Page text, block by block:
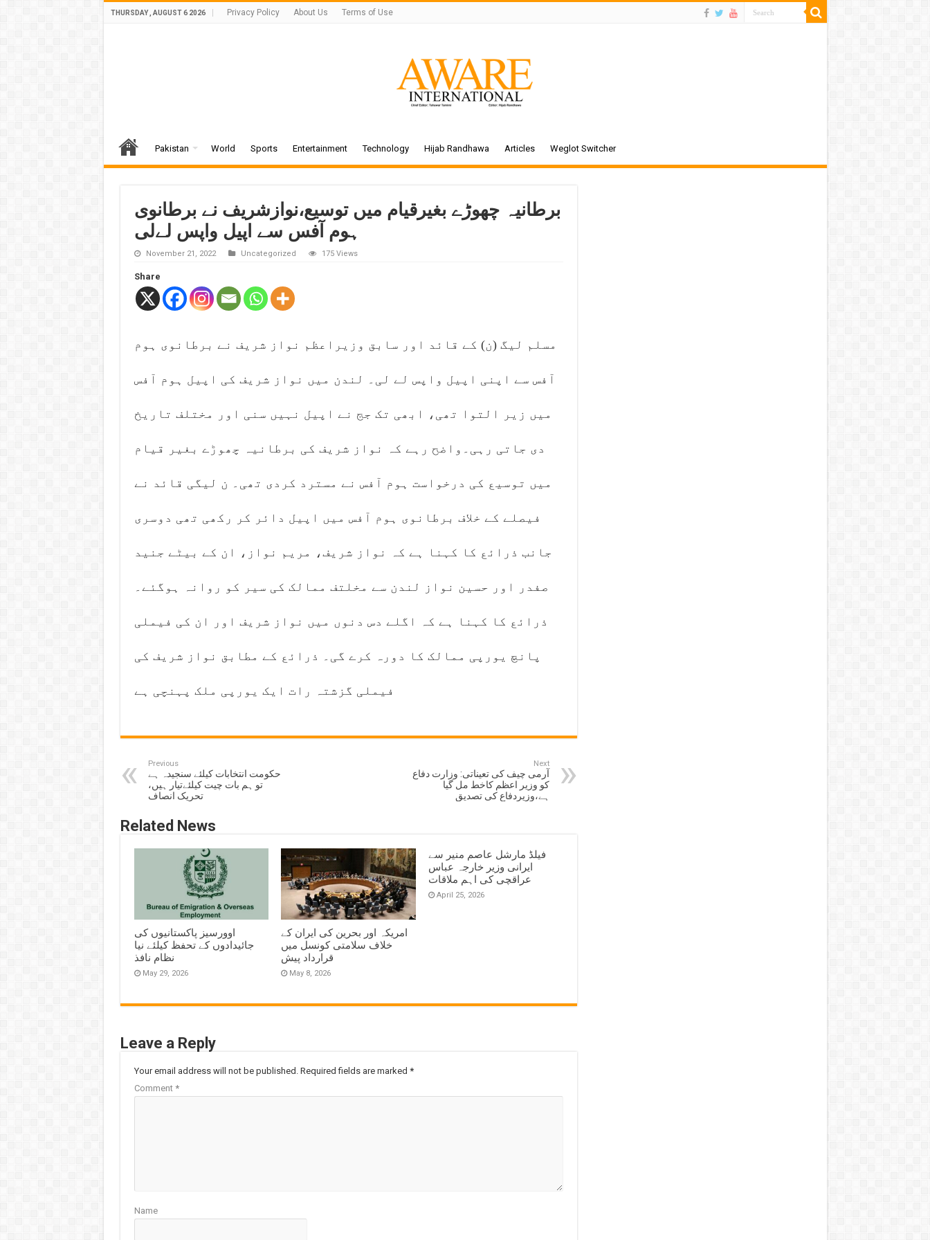
THURSDAY , AUGUST 6 2026 Privacy Policy About Us Terms of Use
Pakistan World Sports Entertainment Technology Hijab Randhawa Articles Weglot Switcher
برطانیہ چھوڑے بغیرقیام میں توسیع،نوازشریف نے برطانوی
ہوم آفس سے اپیل واپس لےلی
November 21, 2022 Uncategorized 175 Views
Share
مسلم لیگ (ن) کے قائد اور سابق وزیراعظم نواز شریف نے برطانوی ہوم
آفس سے اپنی اپیل واپس لے لی۔ لندن میں نواز شریف کی اپیل ہوم آفس
میں زیر التوا تھی، ابھی تک جج نے اپیل نہیں سنی اور مختلف تاریخ
دی جاتی رہی۔واضح رہے کہ نواز شریف کی برطانیہ چھوڑے بغیر قیام
میں توسیع کی درخواست ہوم آفس نے مسترد کردی تھی۔ ن لیگی قائد نے
فیصلے کے خلاف برطانوی ہوم آفس میں اپیل دائر کر رکھی تھی دوسری
جانب ذرائع کا کہنا ہے کہ نواز شریف، مریم نواز، ان کے بیٹے جنید
صفدر اور حسین نواز لندن سے مخلتف ممالک کی سیر کو روانہ ہوگئے۔
ذرائع کا کہنا ہے کہ اگلے دس دنوں میں نواز شریف اور ان کی فیملی
پانچ یورپی ممالک کا دورہ کرے گی۔ ذرائع کے مطابق نواز شریف کی
فیملی گزشتہ رات ایک یورپی ملک پہنچی ہے
Previous
حکومت انتخابات کیلئے سنجیدہ ہے
تو ہم بات چیت کیلئےتیار ہیں،
تحریک انصاف
Next
آرمی چیف کی تعیناتی: وزارت دفاع
کو وزیر اعظم کاخط مل گیا
ہے،وزیردفاع کی تصدیق
Related News
اوورسیز پاکستانیوں کی
جائیدادوں کے تحفظ کیلئے نیا
نظام نافذ
May 29, 2026
امریکہ اور بحرین کی ایران کے
خلاف سلامتی کونسل میں
قرارداد پیش
May 8, 2026
فیلڈ مارشل عاصم منیر سے
ایرانی وزیر خارجہ عباس
عراقچی کی اہم ملاقات
April 25, 2026
Leave a Reply
Your email address will not be published. Required fields are marked *
Comment *
Name